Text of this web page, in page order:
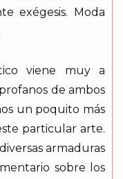
exégesis. Moda
viene muy a
de ambos
un poquito más
particular arte.
armaduras
sobre los